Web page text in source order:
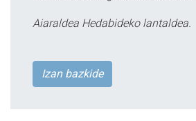
Aiaraldea Hedabideko lantaldea.
Izan bazkide